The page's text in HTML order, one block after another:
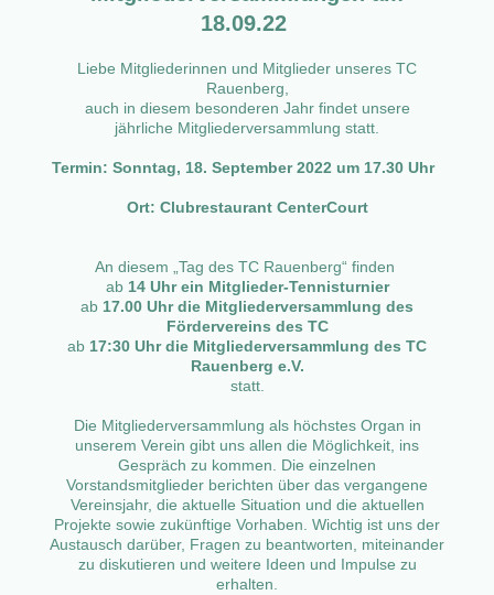
18.09.22
Liebe Mitgliederinnen und Mitglieder unseres TC
Rauenberg,
auch in diesem besonderen Jahr findet unsere
jährliche Mitgliederversammlung statt.
Termin: Sonntag, 18. September 2022 um 17.30 Uhr
Ort: Clubrestaurant CenterCourt
An diesem „Tag des TC Rauenberg“ finden
ab 14 Uhr ein Mitglieder-Tennisturnier
ab 17.00 Uhr die Mitgliederversammlung des
Fördervereins des TC
ab 17:30 Uhr die Mitgliederversammlung des TC
Rauenberg e.V.
statt.
Die Mitgliederversammlung als höchstes Organ in
unserem Verein gibt uns allen die Möglichkeit, ins
Gespräch zu kommen. Die einzelnen
Vorstandsmitglieder berichten über das vergangene
Vereinsjahr, die aktuelle Situation und die aktuellen
Projekte sowie zukünftige Vorhaben. Wichtig ist uns der
Austausch darüber, Fragen zu beantworten, miteinander
zu diskutieren und weitere Ideen und Impulse zu
erhalten.